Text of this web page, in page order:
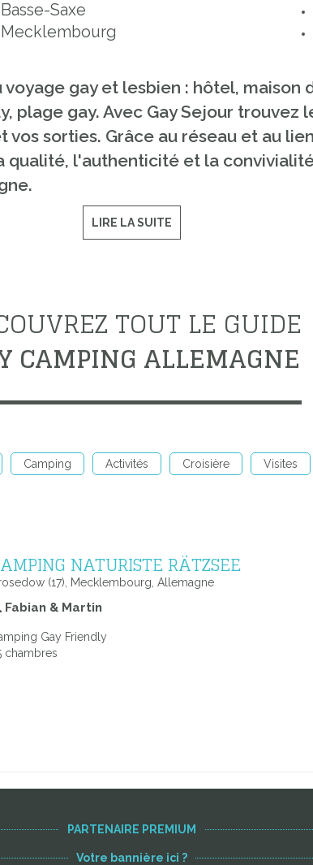
Basse-Saxe
Mecklembourg
gay et lesbien : hôtel, maison
plage gay. Avec Gay Sejour trouvez
sorties. Grâce au réseau et au
qualité, l'authenticité et la
LIRE LA SUITE
TOUT LE GUIDE
CAMPING ALLEMAGNE
Camping Activités Croisière Visites
NATURISTE RÄTZSEE
(17), Mecklembourg, Allemagne
Fabian & Martin
Gay Friendly
chambres
PARTENAIRE PREMIUM
Votre bannière ici ?